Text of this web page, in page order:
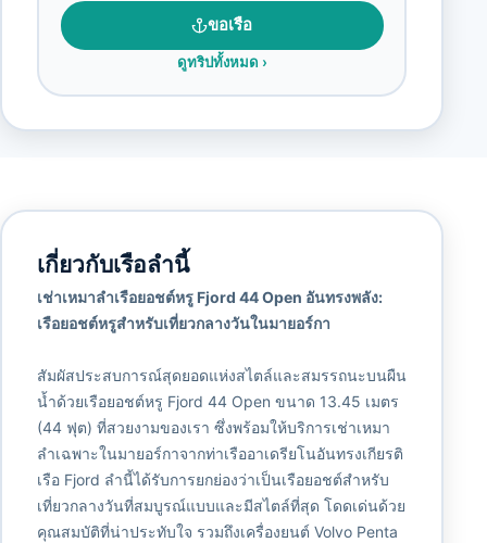
ขอเรือ
ดูทริปทั้งหมด ›
เกี่ยวกับเรือลำนี้
เช่าเหมาลำเรือยอชต์หรู Fjord 44 Open อันทรงพลัง:
เรือยอชต์หรูสำหรับเที่ยวกลางวันในมายอร์กา
สัมผัสประสบการณ์สุดยอดแห่งสไตล์และสมรรถนะบนผืน
น้ำด้วยเรือยอชต์หรู Fjord 44 Open ขนาด 13.45 เมตร
(44 ฟุต) ที่สวยงามของเรา ซึ่งพร้อมให้บริการเช่าเหมา
ลำเฉพาะในมายอร์กาจากท่าเรืออาเดรียโนอันทรงเกียรติ
เรือ Fjord ลำนี้ได้รับการยกย่องว่าเป็นเรือยอชต์สำหรับ
เที่ยวกลางวันที่สมบูรณ์แบบและมีสไตล์ที่สุด โดดเด่นด้วย
คุณสมบัติที่น่าประทับใจ รวมถึงเครื่องยนต์ Volvo Penta